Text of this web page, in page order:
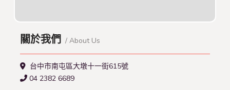
關於我們 / About Us
台中市南屯區大墩十一街615號
04 2382 6689